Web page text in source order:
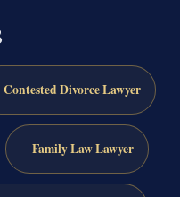
Contested Divorce Lawyer
Family Law Lawyer